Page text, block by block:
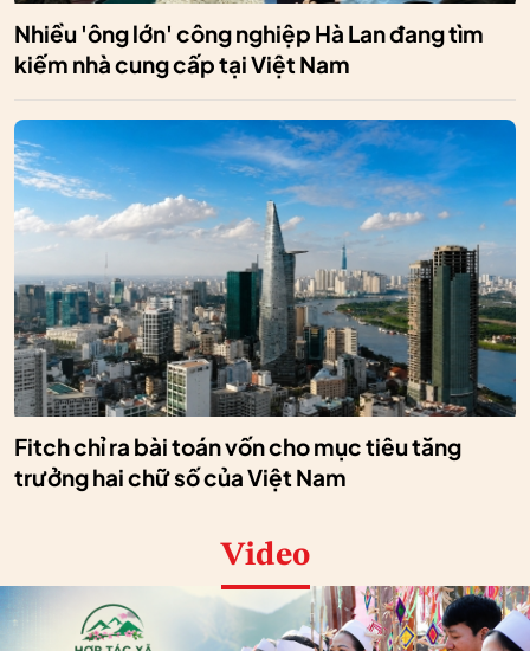
Nhiều 'ông lớn' công nghiệp Hà Lan đang tìm
kiếm nhà cung cấp tại Việt Nam
Fitch chỉ ra bài toán vốn cho mục tiêu tăng
trưởng hai chữ số của Việt Nam
Video